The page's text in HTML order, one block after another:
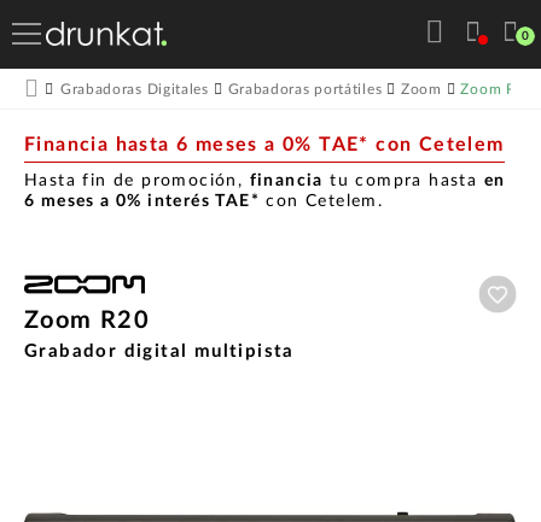
0
Grabadoras Digitales Grabadoras portátiles Zoom Zoom R20
Financia hasta 6 meses a 0% TAE* con Cetelem
Hasta fin de promoción, financia tu compra hasta en
6 meses a 0% interés TAE* con Cetelem.
Zoom R20
Grabador digital multipista